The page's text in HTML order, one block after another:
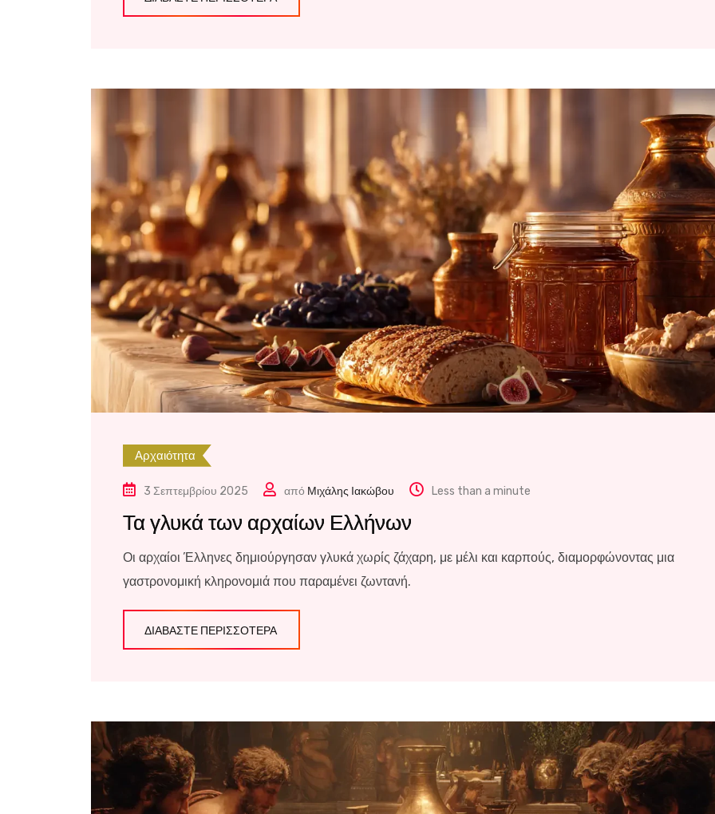
Αρχαιότητα
3 Σεπτεμβρίου 2025 από Μιχάλης Ιακώβου Less than a minute
Τα γλυκά των αρχαίων Ελλήνων
Οι αρχαίοι Έλληνες δημιούργησαν γλυκά χωρίς ζάχαρη, με μέλι και καρπούς, διαμορφώνοντας μια
γαστρονομική κληρονομιά που παραμένει ζωντανή.
ΔΙΑΒΆΣΤΕ ΠΕΡΙΣΣΌΤΕΡΑ